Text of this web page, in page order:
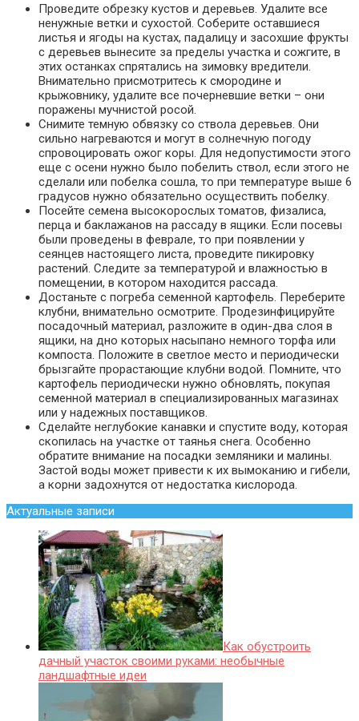
Проведите обрезку кустов и деревьев. Удалите все
ненужные ветки и сухостой. Соберите оставшиеся
листья и ягоды на кустах, падалицу и засохшие фрукты
с деревьев вынесите за пределы участка и сожгите, в
этих останках спрятались на зимовку вредители.
Внимательно присмотритесь к смородине и
крыжовнику, удалите все почерневшие ветки – они
поражены мучнистой росой.
Снимите темную обвязку со ствола деревьев. Они
сильно нагреваются и могут в солнечную погоду
спровоцировать ожог коры. Для недопустимости этого
еще с осени нужно было побелить ствол, если этого не
сделали или побелка сошла, то при температуре выше 6
градусов нужно обязательно осуществить побелку.
Посейте семена высокорослых томатов, физалиса,
перца и баклажанов на рассаду в ящики. Если посевы
были проведены в феврале, то при появлении у
сеянцев настоящего листа, проведите пикировку
растений. Следите за температурой и влажностью в
помещении, в котором находится рассада.
Достаньте с погреба семенной картофель. Переберите
клубни, внимательно осмотрите. Продезинфицируйте
посадочный материал, разложите в один-два слоя в
ящики, на дно которых насыпано немного торфа или
компоста. Положите в светлое место и периодически
брызгайте прорастающие клубни водой. Помните, что
картофель периодически нужно обновлять, покупая
семенной материал в специализированных магазинах
или у надежных поставщиков.
Сделайте неглубокие канавки и спустите воду, которая
скопилась на участке от таянья снега. Особенно
обратите внимание на посадки земляники и малины.
Застой воды может привести к их вымоканию и гибели,
а корни задохнутся от недостатка кислорода.
Актуальные записи
Как обустроить
дачный участок своими руками: необычные
ландшафтные идеи